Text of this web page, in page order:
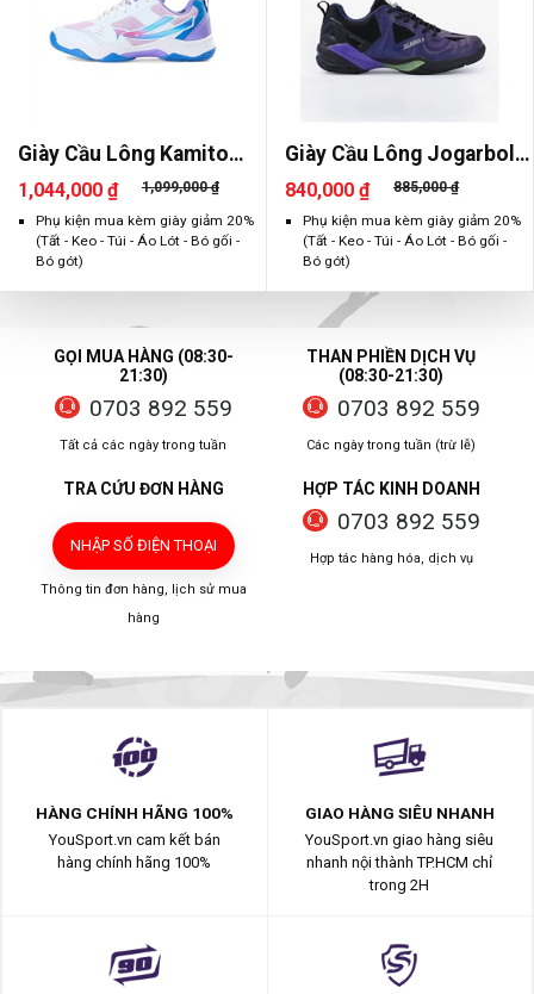
Giày Cầu Lông Kamito
Galaxy
1,044,000 ₫ 1,099,000 ₫
Phụ kiện mua kèm giày giảm 20%
(Tất - Keo - Túi - Áo Lót - Bó gối -
Bó gót)
Giày Cầu Lông Jogarbola
Paru
840,000 ₫ 885,000 ₫
Phụ kiện mua kèm giày giảm 20%
(Tất - Keo - Túi - Áo Lót - Bó gối -
Bó gót)
GỌI MUA HÀNG (08:30-
21:30)
0703 892 559
Tất cả các ngày trong tuần
THAN PHIỀN DỊCH VỤ
(08:30-21:30)
0703 892 559
Các ngày trong tuần (trừ lễ)
TRA CỨU ĐƠN HÀNG
NHẬP SỐ ĐIỆN THOẠI
Thông tin đơn hàng, lịch sử mua
hàng
HỢP TÁC KINH DOANH
0703 892 559
Hợp tác hàng hóa, dịch vụ
HÀNG CHÍNH HÃNG 100%
YouSport.vn cam kết bán
hàng chính hãng 100%
GIAO HÀNG SIÊU NHANH
YouSport.vn giao hàng siêu
nhanh nội thành TP.HCM chỉ
trong 2H